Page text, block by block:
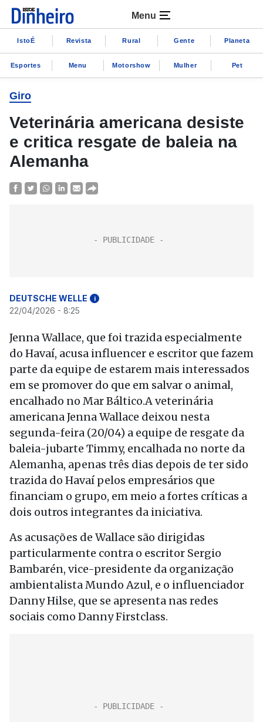
Menu
IstoÉ Revista Rural Gente Planeta
Esportes Menu Motorshow Mulher Pet
Giro
Veterinária americana desiste
e critica resgate de baleia na
Alemanha
DEUTSCHE WELLE i
22/04/2026 - 8:25
Jenna Wallace, que foi trazida especialmente
do Havaí, acusa influencer e escritor que fazem
parte da equipe de estarem mais interessados
em se promover do que em salvar o animal,
encalhado no Mar Báltico.A veterinária
americana Jenna Wallace deixou nesta
segunda-feira (20/04) a equipe de resgate da
baleia-jubarte Timmy, encalhada no norte da
Alemanha, apenas três dias depois de ter sido
trazida do Havaí pelos empresários que
financiam o grupo, em meio a fortes críticas a
dois outros integrantes da iniciativa.
As acusações de Wallace são dirigidas
particularmente contra o escritor Sergio
Bambarén, vice-presidente da organização
ambientalista Mundo Azul, e o influenciador
Danny Hilse, que se apresenta nas redes
sociais como Danny Firstclass.